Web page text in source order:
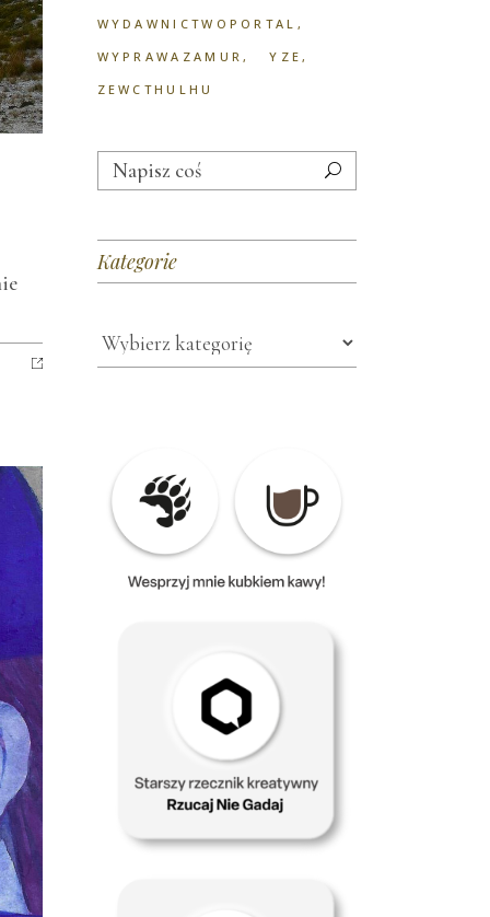
WYDAWNICTWOPORTAL
WYPRAWAZAMUR
YZE
ZEWCTHULHU
Search
for:
Kategorie